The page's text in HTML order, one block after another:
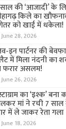
की ‘आजादी’ के
किले का
को खाई में धकेला!
June 28, 2026
इन पार्टनर की
में मिला नंदनी का
फरार असलम!
June 26, 2026
का ‘इश्क’
मां ने रची 7
में ले जाकर रेता गला
June 18, 2026